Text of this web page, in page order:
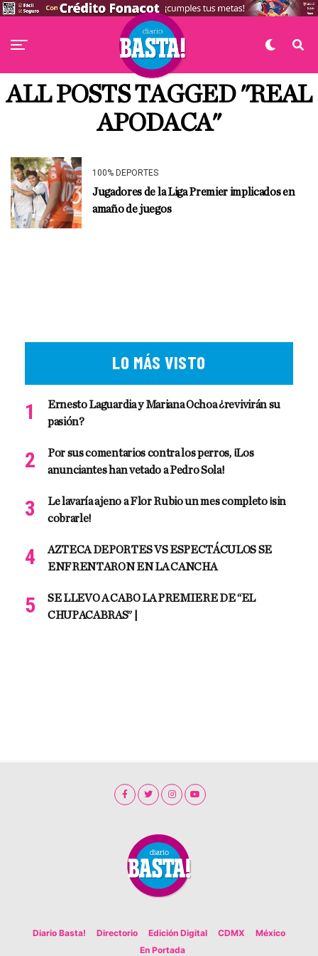
ALL POSTS TAGGED "REAL
APODACA"
100% DEPORTES
Jugadores de la Liga Premier implicados en
amaño de juegos
LO MÁS VISTO
Ernesto Laguardia y Mariana Ochoa ¿revivirán su
pasión?
Por sus comentarios contra los perros, ¡Los
anunciantes han vetado a Pedro Sola!
Le lavaría ajeno a Flor Rubio un mes completo ¡sin
cobrarle!
AZTECA DEPORTES VS ESPECTÁCULOS SE
ENFRENTARON EN LA CANCHA
SE LLEVO A CABO LA PREMIERE DE “EL
CHUPACABRAS” |
Diario Basta! Directorio Edición Digital CDMX
México
En Portada